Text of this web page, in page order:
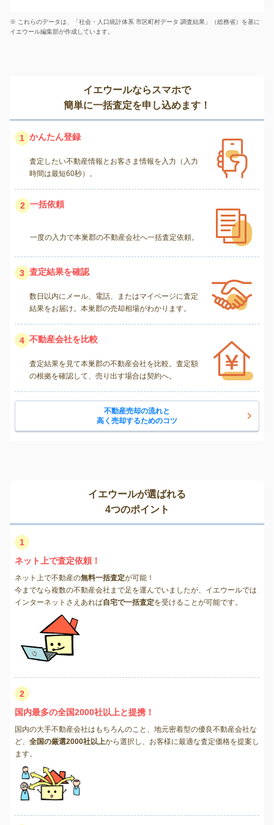
※ これらのデータは、「社会・人口統計体系 市区町村データ 調査結果」（総務省）を基に
イエウール編集部が作成しています。
イエウールならスマホで
簡単に一括査定を申し込めます！
1 かんたん登録
査定したい不動産情報とお客さま情報を入力（入力
時間は最短60秒）。
2 一括依頼
一度の入力で本巣郡の不動産会社へ一括査定依頼。
3 査定結果を確認
数日以内にメール、電話、またはマイページに査定
結果をお届け。本巣郡の売却相場がわかります。
4 不動産会社を比較
査定結果を見て本巣郡の不動産会社を比較。査定額
の根拠を確認して、売り出す場合は契約へ。
不動産売却の流れと
高く売却するためのコツ
イエウールが選ばれる
4つのポイント
1
ネット上で査定依頼！
ネット上で不動産の無料一括査定が可能！
今までなら複数の不動産会社まで足を運んでいましたが、イエウールでは
インターネットさえあれば自宅で一括査定を受けることが可能です。
2
国内最多の全国2000社以上と提携！
国内の大手不動産会社はもちろんのこと、地元密着型の優良不動産会社な
ど、 全国の厳選2000社以上から選択し、お客様に最適な査定価格を提案し
ます。